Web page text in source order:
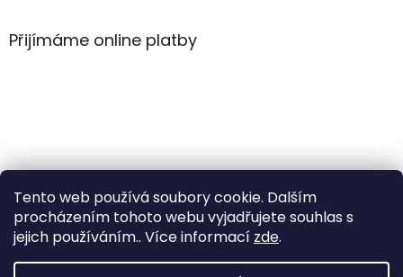
Tento web používá soubory cookie. Dalším
procházením tohoto webu vyjadřujete souhlas s
jejich používáním.. Více informací zde.
aPřijímáme online platby
Vytvořil Shoptet